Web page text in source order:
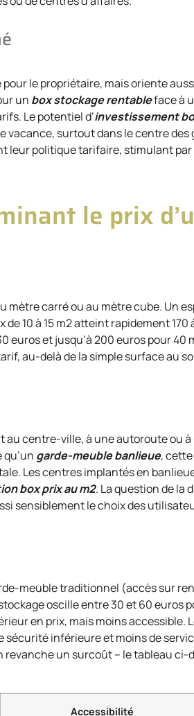
le propriétaire, mais oriente
un box stockage rentableface à
Le potentiel d’investissement
vacance, surtout dans le centre des
leur politique tarifaire, stimulant
le prix
carré ou au mètre cube. Un
10 à 15 m2 atteint rapidement 170
euros et jusqu’à 200 euros pour 40
au-delà de la simple surface au
au centre-ville, à une autoroute ou à
garde-meuble banlieue,
Les centres implantés en
box prix au m2. La question de la
sensiblement le choix des
meuble traditionnel (accès sur
oscille entre 30 et 60 euros
en prix, mais moins accessible.
sécurité inférieure et moins de
revanche un surcoût – le tableau ci-
Accessibilité